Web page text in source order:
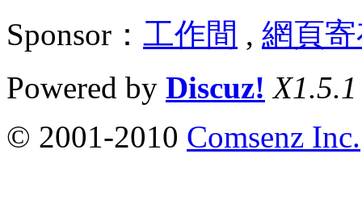
Sponsor： 工作間 , 網頁
Powered by Discuz! X1.5.1
© 2001-2010 Comsenz Inc.